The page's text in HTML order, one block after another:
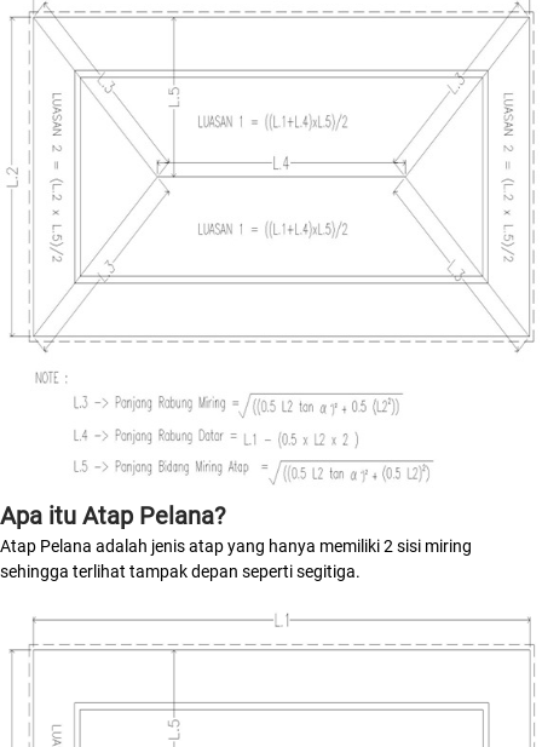
Apa itu Atap Pelana?
Atap Pelana adalah jenis atap yang hanya memiliki 2 sisi miring
sehingga terlihat tampak depan seperti segitiga.